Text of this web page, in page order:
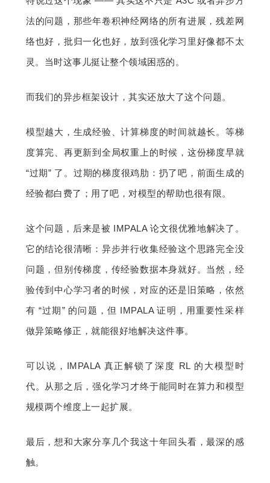
法的问题，那些年卷积神经网络的所有进展，残差网
络也好，批归一化也好，放到强化学习里好像都不太
灵。当时这事儿挺让整个领域困惑的。
而我们的异步框架设计，其实还放大了这个问题。
模型越大，生成经验、计算梯度的时间就越长。等梯
度算完、再更新到全局权重上的时候，这份梯度早就
“过期” 了。过期的梯度很鸡肋：扔了吧，前面生成的
经验都白费了；用了吧，对模型的帮助也很有限。
这个问题，后来是被 IMPALA 论文很优雅地解决了。
它的结论很清晰：异步并行收集经验这个思路完全没
问题，但别传梯度，传经验数据本身就好。当然，经
验传到中心学习者的时候，对应的还是旧策略，依然
有 “过期” 的问题，但 IMPALA 证明，用重要性采样
做异策略修正，就能很好地解决这件事。
可以说，IMPALA 真正解锁了深度 RL 的大模型时
代。从那之后，强化学习才终于能同时在算力和模型
规模两个维度上一起扩展。
最后，想和大家分享几个我这十年回头看，最深的感
触。